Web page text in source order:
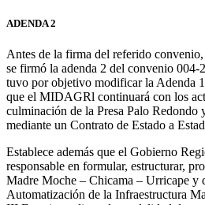
ADENDA 2
Antes de la firma del referido
se firmó la adenda 2 del convenio
tuvo por objetivo modificar la Adenda
que el MIDAGRl continuará con los
culminación de la Presa Palo Redondo
mediante un Contrato de Estado a
Establece además que el Gobierno
responsable en formular, estructurar,
Madre Moche – Chicama – Urricape y
Automatización de la Infraestructura